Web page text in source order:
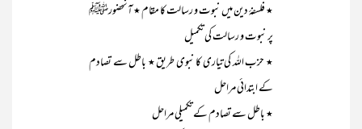
٭ فلسفۂ دین میں نبوت و رسالت کا مقام ٭ آنحضورﷺ
پر نبوت و رسالت کی تکمیل
٭ حزب اللہ کی تیاری کا نبوی طریق ٭ باطل سے تصادم
کے ابتدائی مراحل
٭ باطل سے تصادم کے تکمیلی مراحل